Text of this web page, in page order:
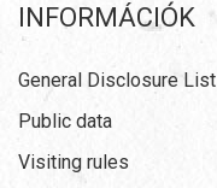
INFORMÁCIÓK
General Disclosure List
Public data
Visiting rules